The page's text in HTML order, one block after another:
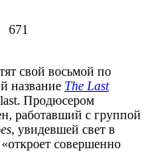
671
свой восьмой по
название The Last
Продюсером
работавший с группой
, увидевшей свет в
совершенно